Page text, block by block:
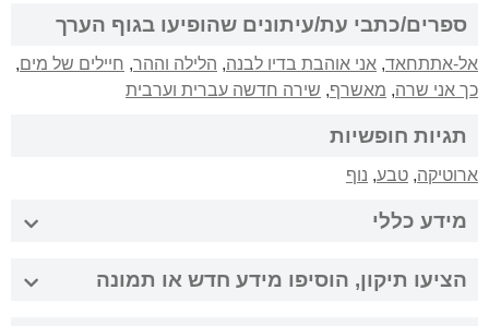
ספרים/כתבי עת/עיתונים שהופיעו בגוף הערך
אל-אתתחאד, אני אוהבת בדיו לבנה, הלילה וההר, חיילים של מים,
כך אני שרה, מאשרף, שירה חדשה עברית וערבית
תגיות חופשיות
ארוטיקה, טבע, נוף
מידע כללי
הציעו תיקון, הוסיפו מידע חדש או תמונה